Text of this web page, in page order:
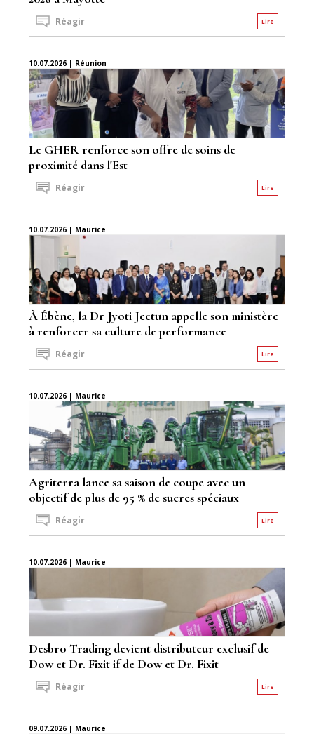
Lire
Réagir
10.07.2026 | Réunion
Le GHER renforce son offre de soins de
proximité dans l'Est
Lire
Réagir
10.07.2026 | Maurice
À Ébène, la Dr Jyoti Jeetun appelle son ministère
à renforcer sa culture de performance
Lire
Réagir
10.07.2026 | Maurice
Agriterra lance sa saison de coupe avec un
objectif de plus de 95 % de sucres spéciaux
Lire
Réagir
10.07.2026 | Maurice
Desbro Trading devient distributeur exclusif de
Dow et Dr. Fixit if de Dow et Dr. Fixit
Lire
Réagir
09.07.2026 | Maurice